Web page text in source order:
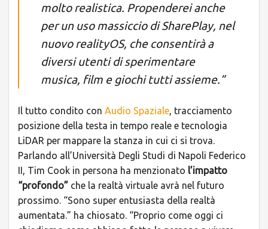
molto realistica. Propenderei anche
per un uso massiccio di SharePlay, nel
nuovo realityOS, che consentirà a
diversi utenti di sperimentare
musica, film e giochi tutti assieme.”
Il tutto condito con Audio Spaziale, tracciamento
posizione della testa in tempo reale e tecnologia
LiDAR per mappare la stanza in cui ci si trova.
Parlando all’Università Degli Studi di Napoli Federico
II, Tim Cook in persona ha menzionato l’impatto
“profondo” che la realtà virtuale avrà nel futuro
prossimo. “Sono super entusiasta della realtà
aumentata.” ha chiosato. “Proprio come oggi ci